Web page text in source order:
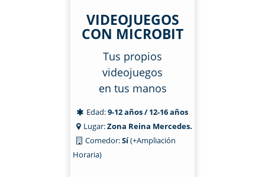
VIDEOJUEGOS
CON MICROBIT
Tus propios
videojuegos
en tus manos
Edad:9-12 años / 12-16 años
Lugar:Zona Reina Mercedes.
Comedor:Sí(+Ampliación
Horaria)